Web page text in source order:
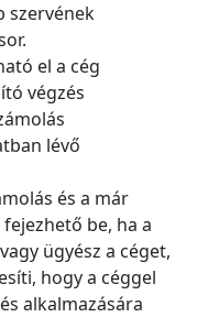
szervének
el a cég
végzés
lévő
és a már
be, ha a
ügyész a céget,
hogy a céggel
alkalmazására